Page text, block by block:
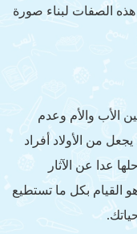
هذه الصفات لبناء صورة
الأب والأم وعدم
من الأولاد أفراد
عدا عن الآثار
القيام بكل ما تستطيع